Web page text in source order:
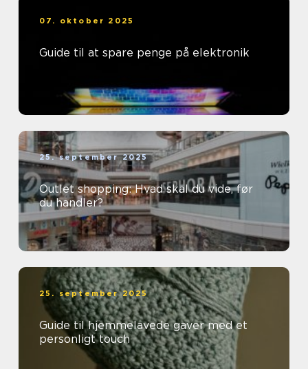
07. oktober 2025
Guide til at spare penge på elektronik
25. september 2025
Outlet shopping: Hvad skal du vide, før
du handler?
25. september 2025
Guide til hjemmelavede gaver med et
personligt touch